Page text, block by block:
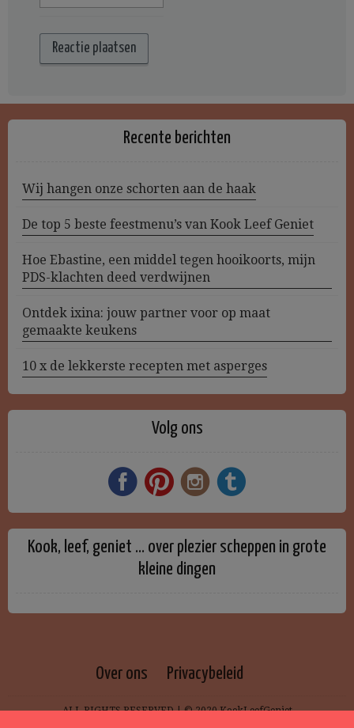
Recente berichten
Wij hangen onze schorten aan de haak
De top 5 beste feestmenu’s van Kook Leef Geniet
Hoe Ebastine, een middel tegen hooikoorts, mijn
PDS-klachten deed verdwijnen
Ontdek ixina: jouw partner voor op maat
gemaakte keukens
10 x de lekkerste recepten met asperges
Volg ons
Kook, leef, geniet … over plezier scheppen in grote
kleine dingen
Over ons Privacybeleid
ALL RIGHTS RESERVED | © 2020 KookLeefGeniet